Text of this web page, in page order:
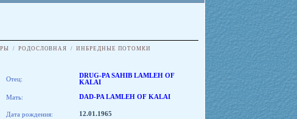
/ РОДОСЛОВНАЯ / ИНБРЕДНЫЕ ПОТОМКИ
Отец:
DRUG-PA SAHIB LAMLEH OF
KALAI
Мать: DAD-PA LAMLEH OF KALAI
Дата рождения: 12.01.1965